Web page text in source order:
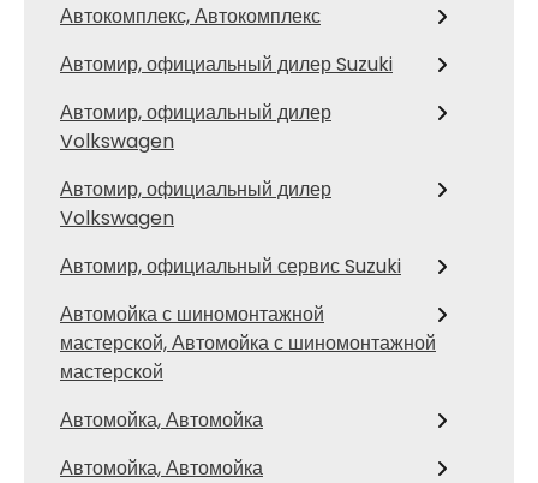
Автокомплекс, Автокомплекс
Автомир, официальный дилер Suzuki
Автомир, официальный дилер
Volkswagen
Автомир, официальный дилер
Volkswagen
Автомир, официальный сервис Suzuki
Автомойка с шиномонтажной
мастерской, Автомойка с шиномонтажной
мастерской
Автомойка, Автомойка
Автомойка, Автомойка